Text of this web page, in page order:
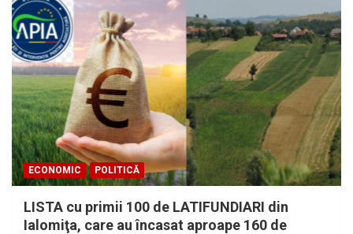
ECONOMIC POLITICĂ
LISTA cu primii 100 de LATIFUNDIARI din
Ialomiţa, care au încasat aproape 160 de